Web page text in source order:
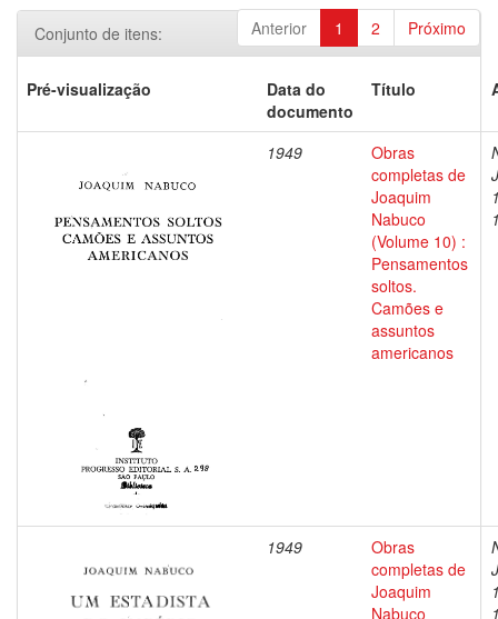
Anterior 1 2 Próximo
Conjunto de itens:
Pré-visualização
Data do
documento
Título
1949
Obras
completas de
Joaquim
Nabuco
(Volume 10) :
Pensamentos
soltos.
Camões e
assuntos
americanos
1949
Obras
completas de
Joaquim
Nabuco